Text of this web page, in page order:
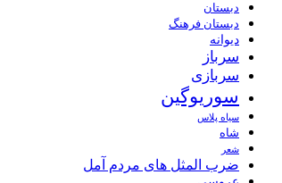
دبستان
دبستان فرهنگ
دیوانه
سرباز
سربازی
سوریوگین
سیاه پلاس
شاه
شعر
ضرب المثل های مردم آمل